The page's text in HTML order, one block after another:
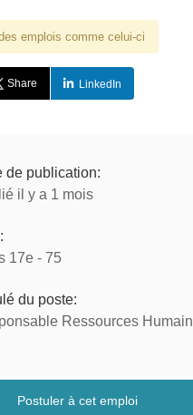
emplois comme celui-ci
Share LinkedIn
de publication:
il y a 1 mois
17e - 75
du poste:
Ressources
Postuler à cet emploi